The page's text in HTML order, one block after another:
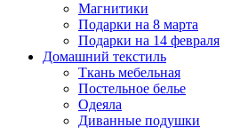
Магнитики
Подарки на 8 марта
Подарки на 14 февраля
Домашний текстиль
Ткань мебельная
Постельное белье
Одеяла
Диванные подушки